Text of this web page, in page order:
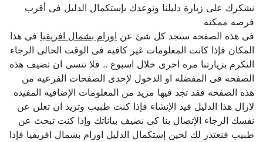
نشكرك على زيارة دليلنا ونوعدك بإستكمال الدليل فى أقرب
فرصه ممكنه
فى هذه الصفحه ستجد كل شئ عناورام بشمال افريقيافى هذا
المكان فإذا كانت المعلومات غير كافيه فى الوقت الحالى الرجاء
التكرم بزيارتنا مره اخرى خلال اسبوع .. فلا تنسى ان تضيف هذه
الصفحه فى المفضله او الدخول لإحدى الصفحات الفرعيه من
هذه الصفحه فقد تجد فيها مزيد من المعلومات الإضافيه المفيده
لازال هذا الدليل قيد الإنشاء فإذا كنت طبيب وتريد ان تعلن عن
نفسك الرجاء الإتصال بنا كى نضيف بياناتك وإذا كنت تبحث عن
طبيب فنعتذر لك لحين إستكمال الدليل اورام بشمال افريقيا فإذا